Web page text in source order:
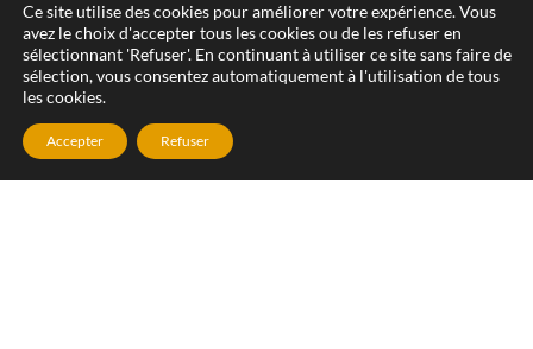
Ce site utilise des cookies pour améliorer votre expérience. Vous
avez le choix d'accepter tous les cookies ou de les refuser en
sélectionnant 'Refuser'. En continuant à utiliser ce site sans faire de
sélection, vous consentez automatiquement à l'utilisation de tous
les cookies.
Accepter Refuser